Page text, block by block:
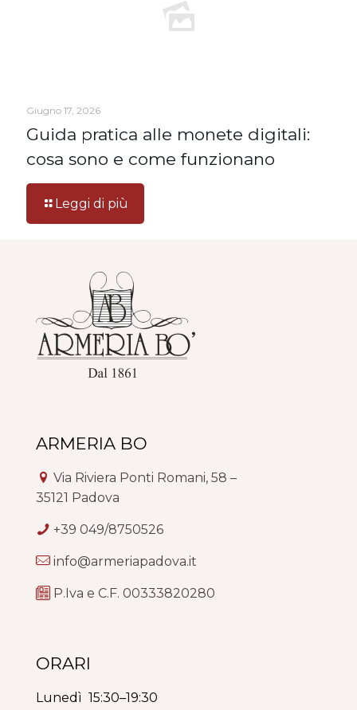
Giugno 17, 2026
Guida pratica alle monete digitali:
cosa sono e come funzionano
Leggi di più
ARMERIA BO
Via Riviera Ponti Romani, 58 –
35121 Padova
+39 049/8750526
info@armeriapadova.it
P.Iva e C.F. 00333820280
ORARI
Lunedì 15:30–19:30